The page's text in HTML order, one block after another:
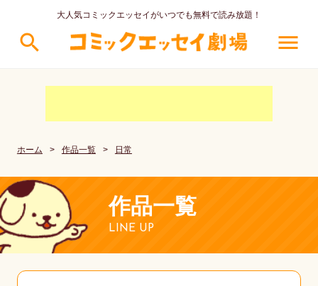
大人気コミックエッセイがいつでも無料で読み放題！
search menu
ホーム > 作品一覧 > 日常
作品一覧
LINE UP